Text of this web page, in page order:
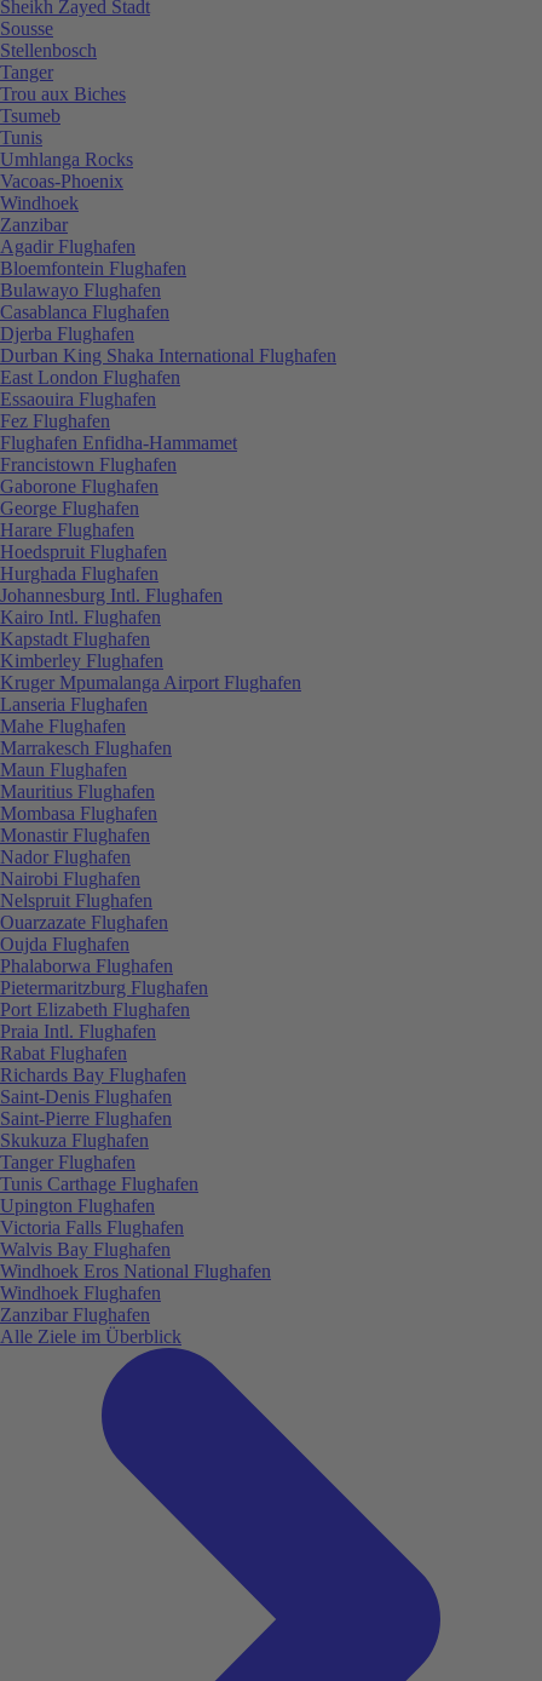
Sheikh Zayed Stadt
Sousse
Stellenbosch
Tanger
Trou aux Biches
Tsumeb
Tunis
Umhlanga Rocks
Vacoas-Phoenix
Windhoek
Zanzibar
Agadir Flughafen
Bloemfontein Flughafen
Bulawayo Flughafen
Casablanca Flughafen
Djerba Flughafen
Durban King Shaka International Flughafen
East London Flughafen
Essaouira Flughafen
Fez Flughafen
Flughafen Enfidha-Hammamet
Francistown Flughafen
Gaborone Flughafen
George Flughafen
Harare Flughafen
Hoedspruit Flughafen
Hurghada Flughafen
Johannesburg Intl. Flughafen
Kairo Intl. Flughafen
Kapstadt Flughafen
Kimberley Flughafen
Kruger Mpumalanga Airport Flughafen
Lanseria Flughafen
Mahe Flughafen
Marrakesch Flughafen
Maun Flughafen
Mauritius Flughafen
Mombasa Flughafen
Monastir Flughafen
Nador Flughafen
Nairobi Flughafen
Nelspruit Flughafen
Ouarzazate Flughafen
Oujda Flughafen
Phalaborwa Flughafen
Pietermaritzburg Flughafen
Port Elizabeth Flughafen
Praia Intl. Flughafen
Rabat Flughafen
Richards Bay Flughafen
Saint-Denis Flughafen
Saint-Pierre Flughafen
Skukuza Flughafen
Tanger Flughafen
Tunis Carthage Flughafen
Upington Flughafen
Victoria Falls Flughafen
Walvis Bay Flughafen
Windhoek Eros National Flughafen
Windhoek Flughafen
Zanzibar Flughafen
Alle Ziele im Überblick